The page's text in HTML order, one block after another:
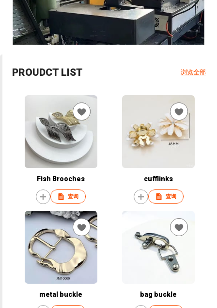
PROUDCT LIST 浏览全部
Fish Brooches
查询
cufflinks
查询
metal buckle bag buckle